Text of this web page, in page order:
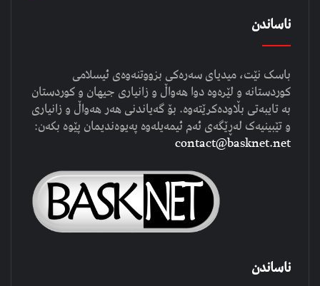
ناساندن
باسک نێت، میدیای سەرەکی بزووتنەوەی ئیسلامی
کوردستانە و لێرەوە دوا هەواڵ و زانیاری جیهان و کوردستان
بە تایبەتی بڵاودەکرێتەوە. بۆ گەیاندنی هەر هەواڵ و زانیاری
و تێبینیەک لەڕێگەی ئەم ئیمەیلەوە پەیوەندیمان پێوە بکەن:
contact@basknet.net
ناساندن